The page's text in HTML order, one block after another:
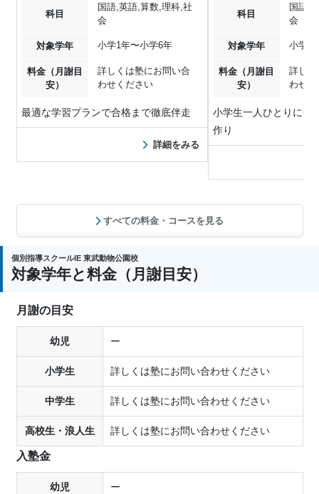
科目
国語,英語,算数,理科,社
会
対象学年 小学1年〜小学6年
料金（月謝目
安）
詳しくは塾にお問い合
わせください
最適な学習プランで合格まで徹底伴走
詳細をみる
科目
国語,
会
対象学年 小学1
料金（月謝目
安）
詳しく
わせく
小学生一人ひとりに合
作り
すべての料金・コースを見る
個別指導スクールIE 東武動物公園校
対象学年と料金（月謝目安）
月謝の目安
幼児 ー
小学生 詳しくは塾にお問い合わせください
中学生 詳しくは塾にお問い合わせください
高校生・浪人生 詳しくは塾にお問い合わせください
入塾金
幼児 ー